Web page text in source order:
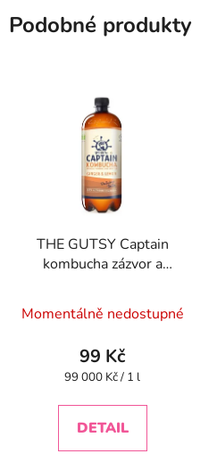
Podobné produkty
THE GUTSY Captain
kombucha zázvor a
Momentálně nedostupné
99 Kč
Měrná
99 000 Kč / 1 l
DETAIL